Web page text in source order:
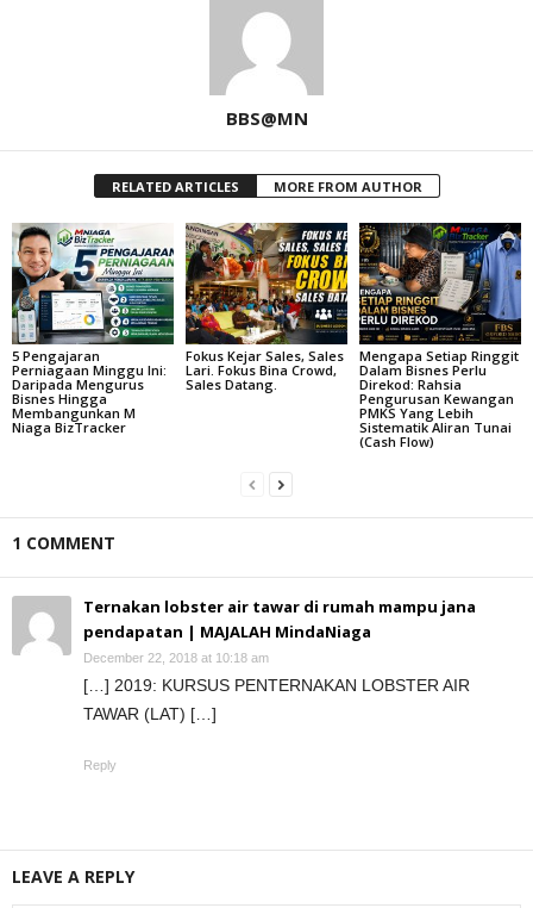
BBS@MN
RELATED ARTICLES MORE FROM AUTHOR
5 Pengajaran
Perniagaan Minggu Ini:
Daripada Mengurus
Bisnes Hingga
Membangunkan M
Niaga BizTracker
Fokus Kejar Sales, Sales
Lari. Fokus Bina Crowd,
Sales Datang.
Mengapa Setiap Ringgit
Dalam Bisnes Perlu
Direkod: Rahsia
Pengurusan Kewangan
PMKS Yang Lebih
Sistematik Aliran Tunai
(Cash Flow)
1 COMMENT
Ternakan lobster air tawar di rumah mampu jana
pendapatan | MAJALAH MindaNiaga
December 22, 2018 at 10:18 am
[…] 2019: KURSUS PENTERNAKAN LOBSTER AIR
TAWAR (LAT) […]
Reply
LEAVE A REPLY